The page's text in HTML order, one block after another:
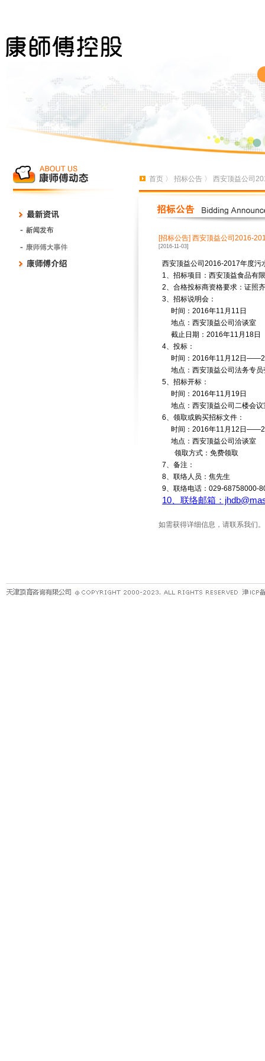
首页 〉 招标公告 〉 西安顶益公司
[招标公告] 西安顶益公司2016-
[2016-11-03]
西安顶益公司2016-2017年度污
1、招标项目：西安顶益食品有
2、合格投标商资格要求：证照
3、招标说明会：
时间：2016年11 月 11 日
地点：西安顶益公司洽谈室
截止日期：2016年11 月 18日
4、投标：
时间：2016年11 月 12 日——
地点：西安顶益公司法务专员
5、招标开标：
时间：2016年11 月 19日
地点：西安顶益公司二楼会议
6、领取或购买招标文件：
时间：2016年11 月 12 日——
地点：西安顶益公司洽谈室
领取方式：免费领取
7、备注：
8、联络人员：焦先生
9、联络电话：029-68758000-
10 、联络邮箱：
如需获得详细信息，请联系我们。